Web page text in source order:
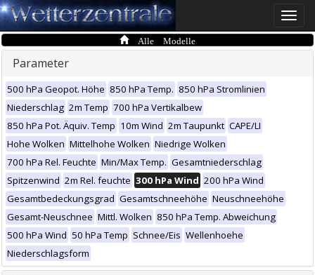
Toggle
Alle Modelle
Parameter
500 hPa Geopot. Höhe 850 hPa Temp. 850 hPa Stromlinien
Niederschlag 2m Temp 700 hPa Vertikalbew
850 hPa Pot. Äquiv. Temp 10m Wind 2m Taupunkt CAPE/LI
Hohe Wolken Mittelhohe Wolken Niedrige Wolken
700 hPa Rel. Feuchte Min/Max Temp. Gesamtniederschlag
Spitzenwind 2m Rel. feuchte 300 hPa Wind 200 hPa Wind
Gesamtbedeckungsgrad Gesamtschneehöhe Neuschneehöhe
Gesamt-Neuschnee Mittl. Wolken 850 hPa Temp. Abweichung
500 hPa Wind 50 hPa Temp Schnee/Eis Wellenhoehe
Niederschlagsform